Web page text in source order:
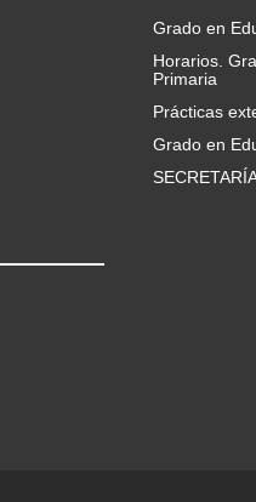
Grado en
Horarios.
Primaria
Prácticas
Grado en